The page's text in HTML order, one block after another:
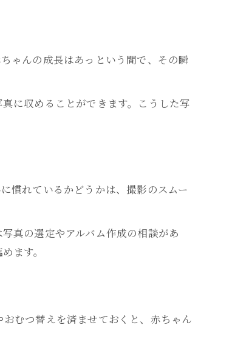
ゃんの成長はあっという間で、その瞬
に収めることができます。こうした写
慣れているかどうかは、撮影のスムー
真の選定やアルバム作成の相談があ
ます。
むつ替えを済ませておくと、赤ちゃん